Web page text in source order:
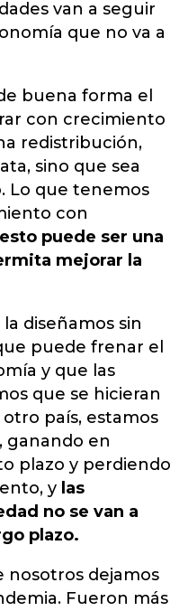
van a seguir
que no va a
buena forma el
con crecimiento
redistribución,
sino que sea
Lo que tenemos
con
puede ser una
mejorar la
diseñamos sin
puede frenar el
y que las
que se hicieran
país, estamos
ganando en
plazo y perdiendo
y las
no se van a
plazo.
nosotros dejamos
Fueron más